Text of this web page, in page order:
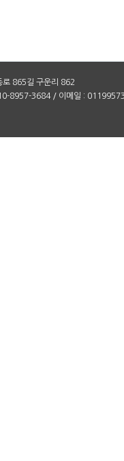
로 865길 구운리 862
8957-3684 / 이메일 :